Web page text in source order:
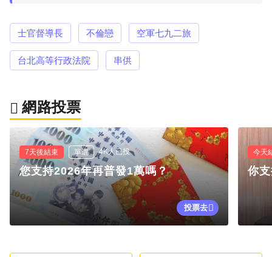
士官督導長 不倫戀 空軍七九二旅
台北高等行政法院 串供
網路投票
7天後結束 單選 4K人已投
您支持2026年再普發1萬嗎？
投票去
今天
你